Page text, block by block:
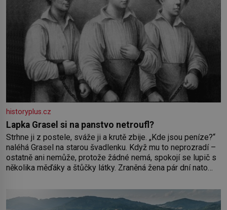
historyplus.cz
Lapka Grasel si na panstvo netroufl?
Strhne ji z postele, sváže ji a krutě zbije. „Kde jsou peníze?“
naléhá Grasel na starou švadlenku. Když mu to neprozradí –
ostatně ani nemůže, protože žádné nemá, spokojí se lupič s
několika měďáky a štůčky látky. Zraněná žena pár dní nato
dlouho po jeho smrti